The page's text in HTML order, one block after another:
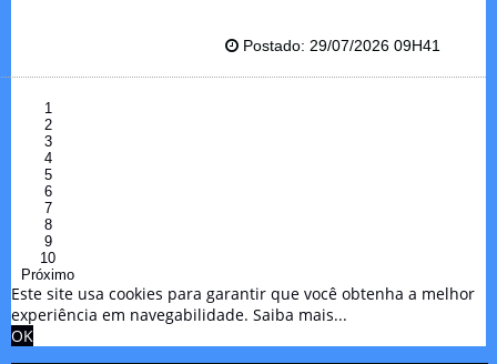
Postado: 29/07/2026 09H41
1
2
3
4
5
6
7
8
9
10
Próximo
Este site usa cookies para garantir que você obtenha a melhor
experiência em navegabilidade. Saiba mais...
OK